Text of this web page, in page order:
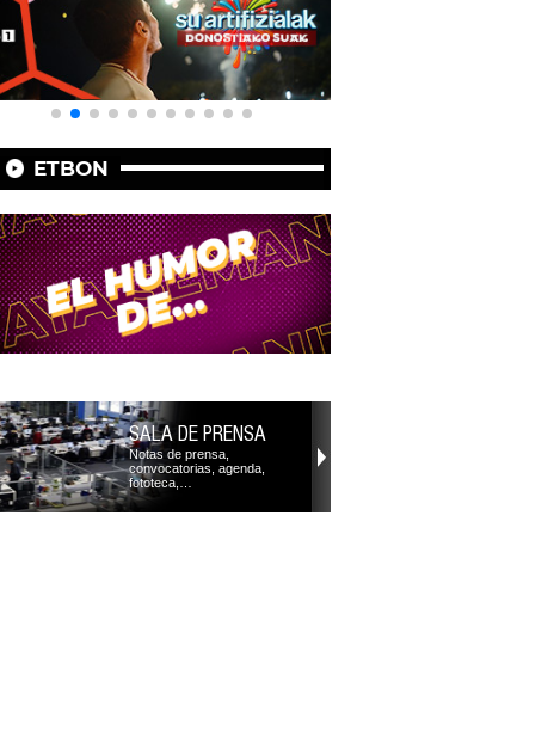
ETBON
SALA DE PRENSA
Notas de prensa,
convocatorias, agenda,
fototeca,…